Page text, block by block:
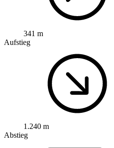
341 m
Aufstieg
1.240 m
Abstieg